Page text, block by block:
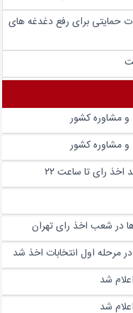
حمایتی برای رفع دغدغه های
مشاوره کشور
مشاوره کشور